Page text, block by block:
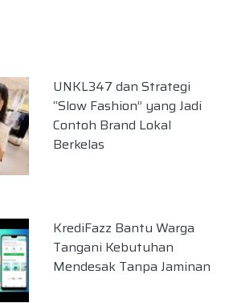
UNKL347 dan Strategi
“Slow Fashion” yang Jadi
Contoh Brand Lokal
Berkelas
KrediFazz Bantu Warga
Tangani Kebutuhan
Mendesak Tanpa Jaminan